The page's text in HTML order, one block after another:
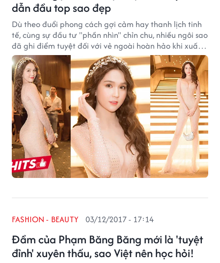
dẫn đầu top sao đẹp
Dù theo đuổi phong cách gợi cảm hay thanh lịch tinh
tế, cùng sự đầu tư "phần nhìn" chỉn chu, nhiều ngôi sao
đã ghi điểm tuyệt đối với vẻ ngoài hoàn hảo khi xuất
hiện trước công chúng.
Đầm của Phạm Băng Băng mới là 'tuyệt
đỉnh' xuyên thấu, sao Việt nên học hỏi!
FASHION - BEAUTY 03/12/2017 - 17:14